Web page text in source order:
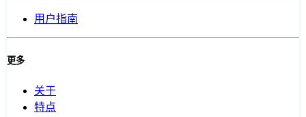
用户指南
更多
关于
特点